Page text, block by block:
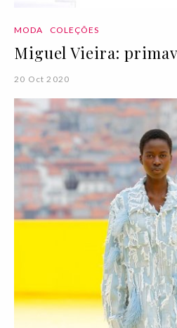
MODA COLEÇÕES
Miguel Vieira:
20 Oct 2020